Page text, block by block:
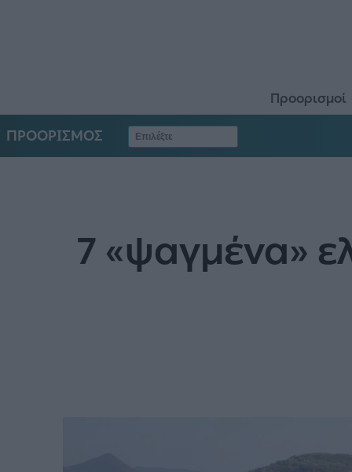
Προορισμοί
ΠΡΟΟΡΙΣΜΟΣ
7 «ψαγμένα»